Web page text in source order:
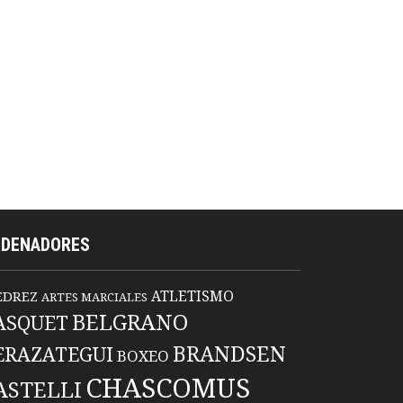
ARTES MARCIALES ATLETISMO
BELGRANO
BOXEO BRANDSEN
CHASCOMUS